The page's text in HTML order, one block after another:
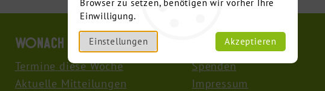
Browser zu setzen, benötigen wir vorher Ihre
Einwilligung.
Einstellungen Akzeptieren
Wonach suchen Sie?
Termine diese Woche
Aktuelle Mitteilungen
Informationen
Spenden
Impressum